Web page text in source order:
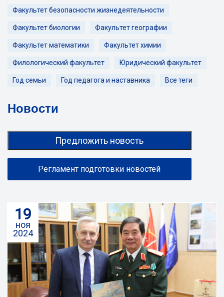
Факультет безопасности жизнедеятельности
Факультет биологии Факультет географии
Факультет математики Факультет химии
Филологический факультет Юридический факультет
Год семьи Год педагога и наставника Все теги
Новости
19
ноя
2024
Предложить новость
Регламент подготовки новостей